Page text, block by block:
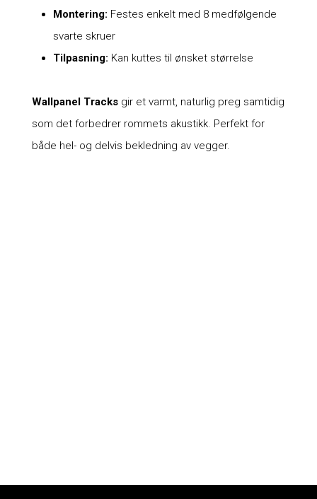
Montering: Festes enkelt med 8 medfølgende
svarte skruer
Tilpasning: Kan kuttes til ønsket størrelse
Wallpanel Tracksgir et varmt, naturlig preg samtidig
som det forbedrer rommets akustikk. Perfekt for
både hel- og delvis bekledning av vegger.